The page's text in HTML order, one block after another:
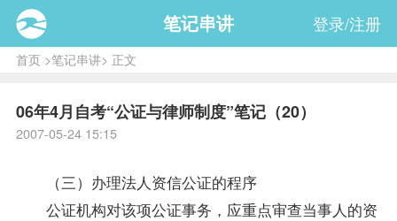
笔记串讲 登录/注册
首页>笔记串讲> 正文
06年4月自考“公证与律师制度”笔记（20）
2007-05-24 15:15
（三）办理法人资信公证的程序
公证机构对该项公证事务，应重点审查当事人的资